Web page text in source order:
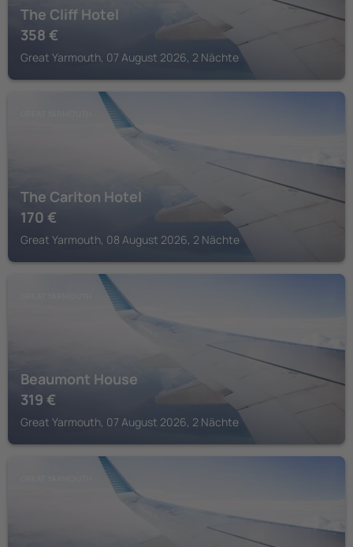
The Cliff Hotel
358 €
Great Yarmouth, 07 August 2026, 2 Nächte
The Carlton Hotel
170 €
Great Yarmouth, 08 August 2026, 2 Nächte
Beaumont House
319 €
Great Yarmouth, 07 August 2026, 2 Nächte